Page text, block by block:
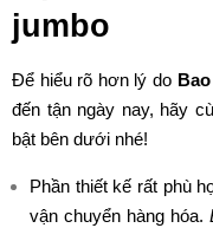
jumbo
Để hiểu rõ hơn lý do
đến tận ngày nay, hãy
bật bên dưới nhé!
Phần thiết kế rất phù
vận chuyển hàng hóa.